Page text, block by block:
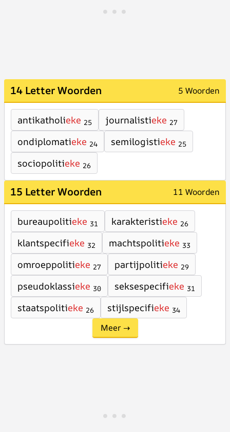
14 Letter Woorden 5 Woorden
antikatholieke 25 journalistieke 27
ondiplomatieke 24 semilogistieke 25
sociopolitieke 26
15 Letter Woorden 11 Woorden
bureaupolitieke 31 karakteristieke 26
klantspecifieke 32 machtspolitieke 33
omroeppolitieke 27 partijpolitieke 29
pseudoklassieke 30 seksespecifieke 31
staatspolitieke 26 stijlspecifieke 34
Meer →